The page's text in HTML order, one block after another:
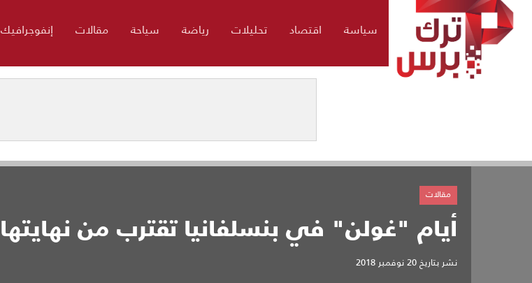
سياسة اقتصاد تحليلات رياضة سياحة مقالات إنفوجرافيك
أيام "غولن" في بنسلفانيا تقترب من نهايتها
نشر بتاريخ20 نوفمبر 2018
مقالات